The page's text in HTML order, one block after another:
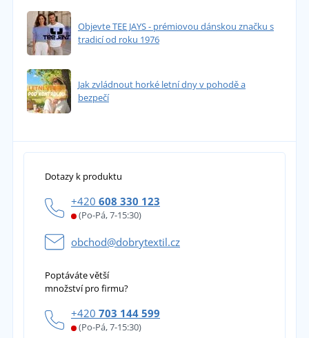
Objevte TEE JAYS - prémiovou dánskou značku s
tradicí od roku 1976
Jak zvládnout horké letní dny v pohodě a
bezpečí
Dotazy k produktu
+420 608 330 123
(Po-Pá, 7-15:30)
obchod@dobrytextil.cz
Poptáváte větší
množství pro firmu?
+420 703 144 599
(Po-Pá, 7-15:30)